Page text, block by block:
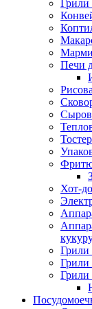
Печи
Хот-
Грили
Грили